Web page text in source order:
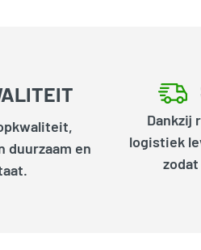
duurzaam en
Dankzij
logistiek